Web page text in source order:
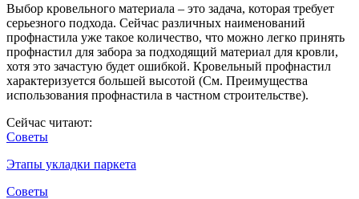
Выбор кровельного материала – это задача, которая требует
серьезного подхода. Сейчас различных наименований
профнастила уже такое количество, что можно легко принять
профнастил для забора за подходящий материал для кровли,
хотя это зачастую будет ошибкой. Кровельный профнастил
характеризуется большей высотой (См. Преимущества
использования профнастила в частном строительстве).
Сейчас читают:
Советы
Этапы укладки паркета
Советы